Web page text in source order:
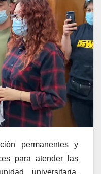
permanentes y
para atender las
universitaria,